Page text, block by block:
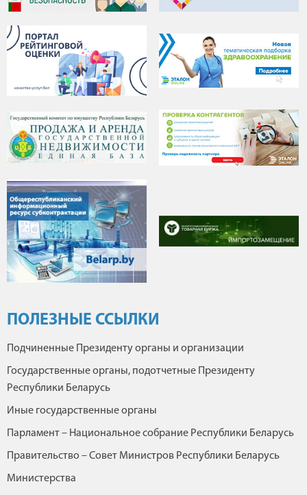
ПОЛЕЗНЫЕ ССЫЛКИ
Подчиненные Президенту органы и организации
Государственные органы, подотчетные Президенту
Республики Беларусь
Иные государственные органы
Парламент – Национальное собрание Республики Беларусь
Правительство – Совет Министров Республики Беларусь
Министерства